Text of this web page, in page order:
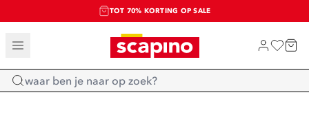
TOT 70% KORTING OP SALE
SALE: LAATSTE KANS!
SHOP NIEUW
Home